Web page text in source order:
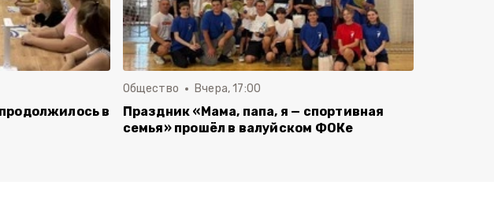
в
Общество Вчера, 17:00
Праздник «Мама, папа, я — спортивная
семья» прошёл в валуйском ФОКе